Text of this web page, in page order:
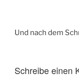
Und nach dem
Schreibe einen